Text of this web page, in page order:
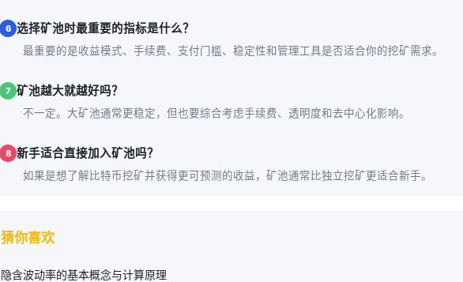
6 选择矿池时最重要的指标是什么？
最重要的是收益模式、手续费、支付门槛、稳定性和管理工具是否适合你的挖矿需求。
7 矿池越大就越好吗？
不一定。大矿池通常更稳定，但也要综合考虑手续费、透明度和去中心化影响。
8 新手适合直接加入矿池吗？
如果是想了解比特币挖矿并获得更可预测的收益，矿池通常比独立挖矿更适合新手。
猜你喜欢
隐含波动率的基本概念与计算原理